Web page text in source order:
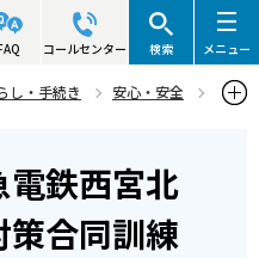
コールセンター 検索 メニュー
し・手続き
安心・安全
対策合同訓練の実施結果につ
電鉄西宮北
策合同訓練